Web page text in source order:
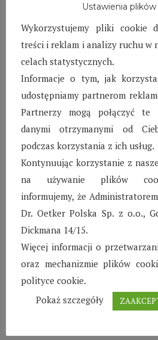
Zajęcia
Karlinie –
W tym roku uczestnicy zajęć
podzieleni na 2 grupy
uczą się przyrządzać różne
smaki kuchni świata.
prowadzone przez Pana
ogromną popularnością i
Wraz z początkiem roku
zajęcia dla dzieci
grafo-motoryki. Zdobywanie
pisania jest procesem
Czytaj więcej
Ustawienia
Wykorzystujemy pliki cookie
treści i reklam i analizy ruchu w
celach statystycznych.
Informacje o tym, jak
udostępniamy partnerom
Partnerzy mogą połączyć
danymi otrzymanymi od
podczas korzystania z ich usług.
Kontynuując korzystanie z
na używanie plików
informujemy, że
Dr. Oetker Polska Sp. z o.o.,
Dickmana 14/15.
Więcej informacji o
oraz mechanizmie plików
polityce cookie.
Pokaż szczegóły